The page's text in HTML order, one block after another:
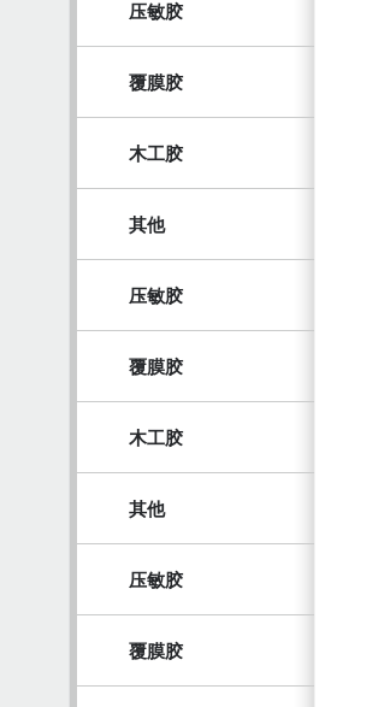
压敏胶
覆膜胶
木工胶
其他
压敏胶
覆膜胶
木工胶
其他
压敏胶
覆膜胶